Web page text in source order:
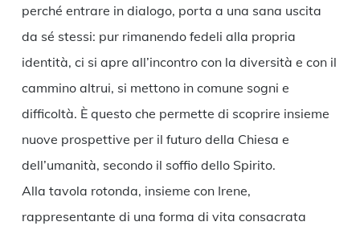
perché entrare in dialogo, porta a una sana uscita
da sé stessi: pur rimanendo fedeli alla propria
identità, ci si apre all’incontro con la diversità e con il
cammino altrui, si mettono in comune sogni e
difficoltà. È questo che permette di scoprire insieme
nuove prospettive per il futuro della Chiesa e
dell’umanità, secondo il soffio dello Spirito.
Alla tavola rotonda, insieme con Irene,
rappresentante di una forma di vita consacrata